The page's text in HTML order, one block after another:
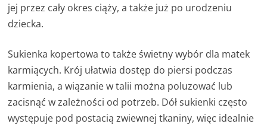
jej przez cały okres ciąży, a także już po urodzeniu
dziecka.
Sukienka kopertowa to także świetny wybór dla matek
karmiących. Krój ułatwia dostęp do piersi podczas
karmienia, a wiązanie w talii można poluzować lub
zacisnąć w zależności od potrzeb. Dół sukienki często
występuje pod postacią zwiewnej tkaniny, więc idealnie